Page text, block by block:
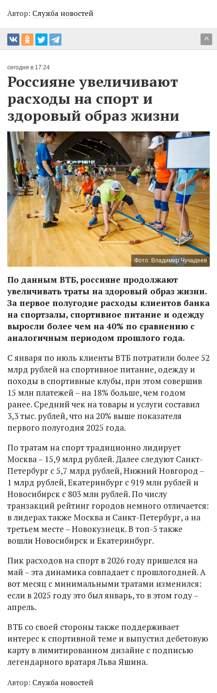
Автор: Служба новостей
^
сегодня в 17:24
Россияне увеличивают
расходы на спорт и
здоровый образ жизни
Фото: Владимир Чучадеев
По данным ВТБ, россияне продолжают
увеличивать траты на здоровый образ жизни.
За первое полугодие расходы клиентов банка
на спортзалы, спортивное питание и одежду
выросли более чем на 40% по сравнению с
аналогичным периодом прошлого года.
С января по июль клиенты ВТБ потратили более 52
млрд рублей на спортивное питание, одежду и
походы в спортивные клубы, при этом совершив
15 млн платежей – на 18% больше, чем годом
ранее. Средний чек на товары и услуги составил
3,3 тыс. рублей, что на 20% выше показателя
первого полугодия 2025 года.
По тратам на спорт традиционно лидирует
Москва – 15,9 млрд рублей. Далее следуют Санкт-
Петербург с 5,7 млрд рублей, Нижний Новгород –
1 млрд рублей, Екатеринбург с 919 млн рублей и
Новосибирск с 803 млн рублей. По числу
транзакций рейтинг городов немного отличается:
в лидерах также Москва и Санкт-Петербург, а на
третьем месте – Новокузнецк. В топ-5 также
вошли Новосибирск и Екатеринбург.
Пик расходов на спорт в 2026 году пришелся на
май – эта динамика совпадает с прошлогодней. А
вот месяц с минимальными тратами изменился:
если в 2025 году это был январь, то в этом году –
апрель.
ВТБ со своей стороны также поддерживает
интерес к спортивной теме и выпустил дебетовую
карту в лимитированном дизайне с подписью
легендарного вратаря Льва Яшина.
Автор: Служба новостей